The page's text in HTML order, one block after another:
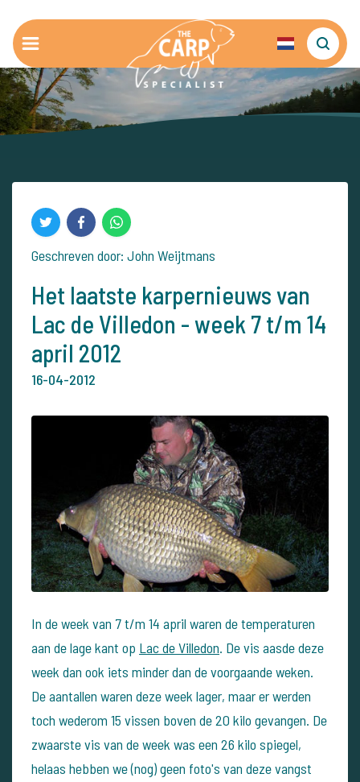
Geschreven door: John Weijtmans
Het laatste karpernieuws van
Lac de Villedon - week 7 t/m 14
april 2012
16-04-2012
In de week van 7 t/m 14 april waren de temperaturen
aan de lage kant op Lac de Villedon. De vis aasde deze
week dan ook iets minder dan de voorgaande weken.
De aantallen waren deze week lager, maar er werden
toch wederom 15 vissen boven de 20 kilo gevangen. De
zwaarste vis van de week was een 26 kilo spiegel,
helaas hebben we (nog) geen foto's van deze vangst